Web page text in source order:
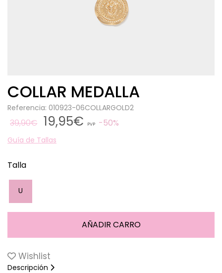
COLLAR MEDALLA
Referencia: 010923-06COLLARGOLD2
39,90€ 19,95€ PVP 50%
Guía de Tallas
Talla
U
Wishlist
Descripción